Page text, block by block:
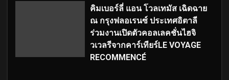
คิมเบอร์ลี่ แอน โวลเทมัส เฉิดฉาย
ณ กรุงฟลอเรนซ์ ประเทศอิตาลี
ร่วมงานเปิดตัวคอลเลคชั่นไฮจิ
วเวลรีจากคาร์เทียร์LE VOYAGE
RECOMMENCÉ